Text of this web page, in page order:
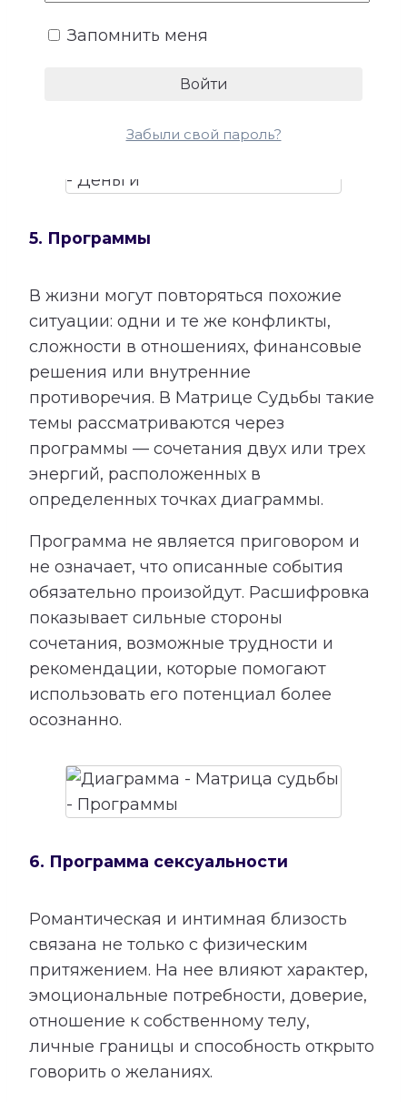
каких направлениях способности могут
но и материальный результат.
5. Программы
В жизни могут повторяться похожие
ситуации: одни и те же конфликты,
сложности в отношениях, финансовые
решения или внутренние
противоречия. В Матрице Судьбы такие
темы рассматриваются через
программы — сочетания двух или трех
энергий, расположенных в
определенных точках диаграммы.
Программа не является приговором и
не означает, что описанные события
обязательно произойдут. Расшифровка
показывает сильные стороны
сочетания, возможные трудности и
рекомендации, которые помогают
использовать его потенциал более
осознанно.
6. Программа сексуальности
Романтическая и интимная близость
связана не только с физическим
притяжением. На нее влияют характер,
эмоциональные потребности, доверие,
отношение к собственному телу,
личные границы и способность открыто
говорить о желаниях.
Запомнить меня
Забыли свой пароль?